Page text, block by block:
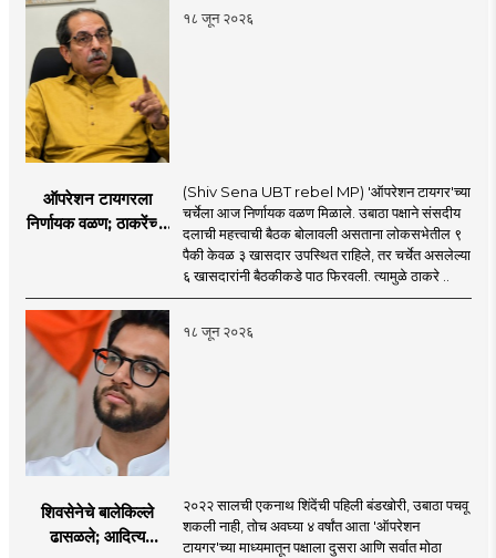
सुरू १८ जून २०२६
ऑपरेशन टायगरला
निर्णायक वळण; ठाकरेंच्या
विलीन होण्याचा प्रस्ताव?
(Shiv Sena UBT rebel MP) 'ऑपरेशन टायगर'च्या
चर्चेला आज निर्णायक वळण मिळाले. उबाठा पक्षाने संसदीय
दलाची महत्त्वाची बैठक बोलावली असताना लोकसभेतील ९
पैकी केवळ ३ खासदार उपस्थित राहिले, तर चर्चेत असलेल्या
६ खासदारांनी बैठकीकडे पाठ फिरवली. त्यामुळे ठाकरे ..
१८ जून २०२६
शिवसेनेचे बालेकिल्ले
ढासळले; आदित्य
२०२२ सालची एकनाथ शिंदेंची पहिली बंडखोरी, उबाठा पचवू
शकली नाही, तोच अवघ्या ४ वर्षांत आता 'ऑपरेशन
टायगर'च्या माध्यमातून पक्षाला दुसरा आणि सर्वात मोठा